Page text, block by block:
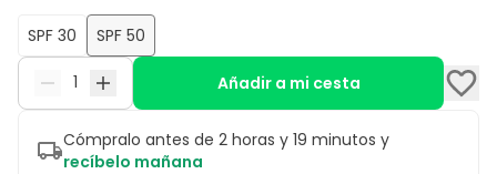
SPF 30 SPF 50
Añadir a mi cesta
Cómpralo antes de 2 horas y 19 minutos y
recíbelo mañana